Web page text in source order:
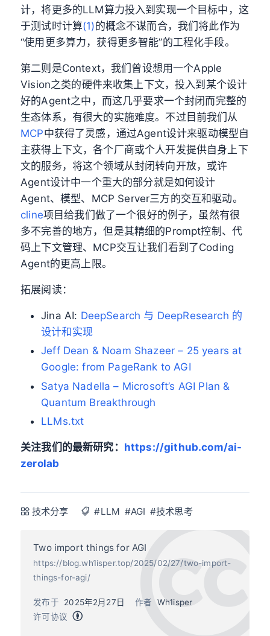
计，将更多的LLM算力投入到实现一个目标中，这
于测试时计算(1)的概念不谋而合，我们将此作为
“使用更多算力，获得更多智能”的工程化手段。
第二则是Context，我们曾设想用一个Apple
Vision之类的硬件来收集上下文，投入到某个设计
好的Agent之中，而这几乎要求一个封闭而完整的
生态体系，有很大的实施难度。不过目前我们从
MCP中获得了灵感，通过Agent设计来驱动模型自
主获得上下文，各个厂商或个人开发提供自身上下
文的服务，将这个领域从封闭转向开放，或许
Agent设计中一个重大的部分就是如何设计
Agent、模型、MCP Server三方的交互和驱动。
cline项目给我们做了一个很好的例子，虽然有很
多不完善的地方，但是其精细的Prompt控制、代
码上下文管理、MCP交互让我们看到了Coding
Agent的更高上限。
拓展阅读：
Jina AI: DeepSearch 与 DeepResearch 的
设计和实现
Jeff Dean & Noam Shazeer – 25 years at
Google: from PageRank to AGI
Satya Nadella – Microsoft’s AGI Plan &
Quantum Breakthrough
LLMs.txt
关注我们的最新研究： https://github.com/ai-
zerolab
技术分享 #LLM #AGI #技术思考
Two import things for AGI
https://blog.wh1isper.top/2025/02/27/two-import-
things-for-agi/
作者 Wh1isper
发布于
2025年2月27日
许可协议